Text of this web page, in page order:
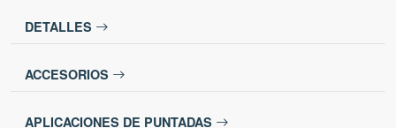
DETALLES
ACCESORIOS
APLICACIONES DE PUNTADAS